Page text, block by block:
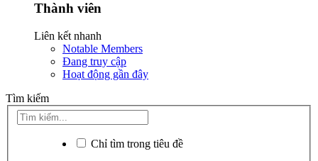
Thành viên
Liên kết nhanh
Notable Members
Đang truy cập
Hoạt động gần đây
Tìm kiếm
Chỉ tìm trong tiêu đề